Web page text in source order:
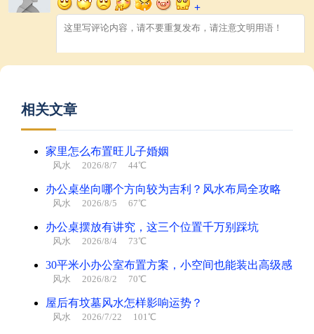
相关文章
家里怎么布置旺儿子婚姻
风水 2026/8/7 44℃
办公桌坐向哪个方向较为吉利？风水布局全攻略
风水 2026/8/5 67℃
办公桌摆放有讲究，这三个位置千万别踩坑
风水 2026/8/4 73℃
30平米小办公室布置方案，小空间也能装出高级感
风水 2026/8/2 70℃
屋后有坟墓风水怎样影响运势？
风水 2026/7/22 101℃